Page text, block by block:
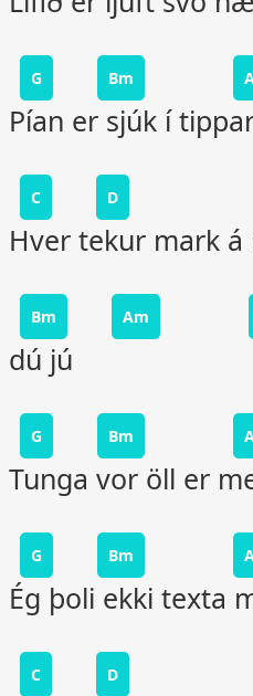
G Bm
Pían er sjúk í
C D
Hver tekur mark á
Bm Am
dú jú
G Bm
Tunga vor öll er
G Bm
Ég þoli ekki texta
C D